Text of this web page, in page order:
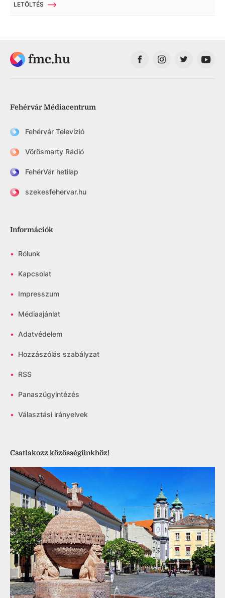
LETÖLTÉS
fmc.hu
Fehérvár Médiacentrum
Fehérvár Televízió
Vörösmarty Rádió
FehérVár hetilap
szekesfehervar.hu
Információk
• Rólunk
• Kapcsolat
• Impresszum
• Médiaajánlat
• Adatvédelem
• Hozzászólás szabályzat
• RSS
• Panaszügyintézés
• Választási irányelvek
Csatlakozz közösségünkhöz!